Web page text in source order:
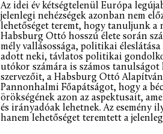
Az idei év kétségtelenül Európa
jelenlegi nehézségek azonban nem
lehetőséget teremt, hogy tanuljunk a
Habsburg Ottó hosszú élete során
mély vallásossága, politikai éleslátása
adott neki, távlatos politikai
utókor számára is számos
szervezőit, a Habsburg Ottó
Pannonhalmi Főapátságot, hogy a
örökségének azon az aspektusait,
és irányadóak lehetnek. Az esemény
hanem lehetőséget teremtett a